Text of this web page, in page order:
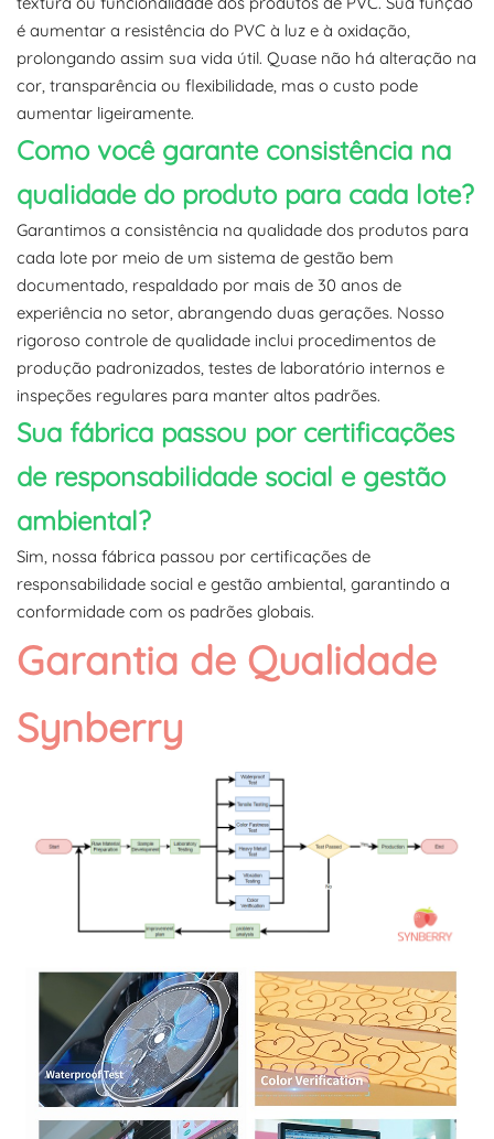
é aumentar a resistência do PVC à luz e à oxidação,
prolongando assim sua vida útil. Quase não há alteração na
cor, transparência ou flexibilidade, mas o custo pode
aumentar ligeiramente.
Como você garante consistência na
qualidade do produto para cada lote?
Garantimos a consistência na qualidade dos produtos para
cada lote por meio de um sistema de gestão bem
documentado, respaldado por mais de 30 anos de
experiência no setor, abrangendo duas gerações. Nosso
rigoroso controle de qualidade inclui procedimentos de
produção padronizados, testes de laboratório internos e
inspeções regulares para manter altos padrões.
Sua fábrica passou por certificações
de responsabilidade social e gestão
ambiental?
Sim, nossa fábrica passou por certificações de
responsabilidade social e gestão ambiental, garantindo a
conformidade com os padrões globais.
Garantia de Qualidade
Synberry